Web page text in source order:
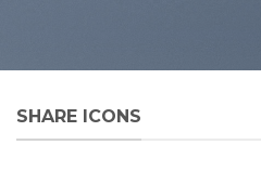
SHARE ICONS